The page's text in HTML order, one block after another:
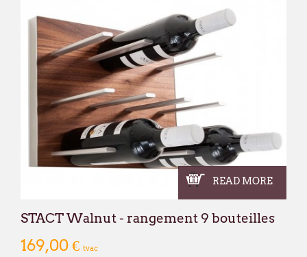
READ MORE
STACT Walnut - rangement 9 bouteilles
169,00 € tvac